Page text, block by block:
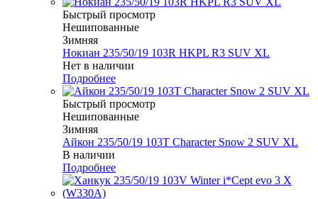
Быстрый просмотр
Нешипованные
Зимняя
Нокиан 235/50/19 103R HKPL R3 SUV XL
Нет в наличии
Подробнее
Быстрый просмотр
Нешипованные
Зимняя
Айкон 235/50/19 103T Character Snow 2 SUV XL
В наличии
Подробнее